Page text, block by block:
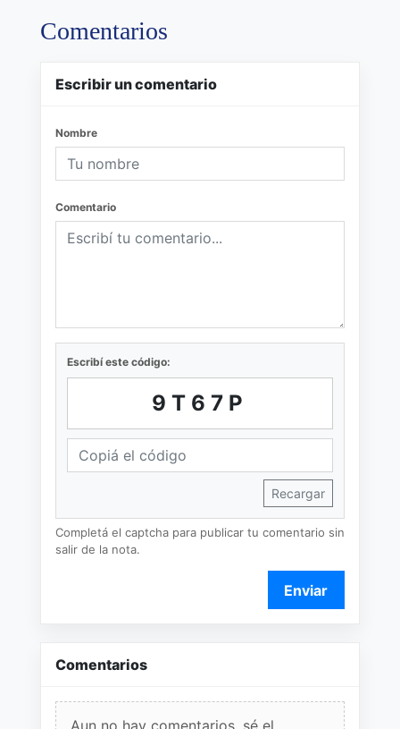
Comentarios
Escribir un comentario
Nombre
Comentario
Escribí este código:
9T67P
Recargar
Completá el captcha para publicar tu comentario sin
salir de la nota.
Enviar
Comentarios